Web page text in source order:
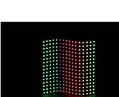
直流电机 (58)
其他电子器件 (3)